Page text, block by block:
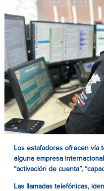
Los estafadores ofrecen vía
alguna empresa
“activación de cuenta”,
Las llamadas telefónicas,